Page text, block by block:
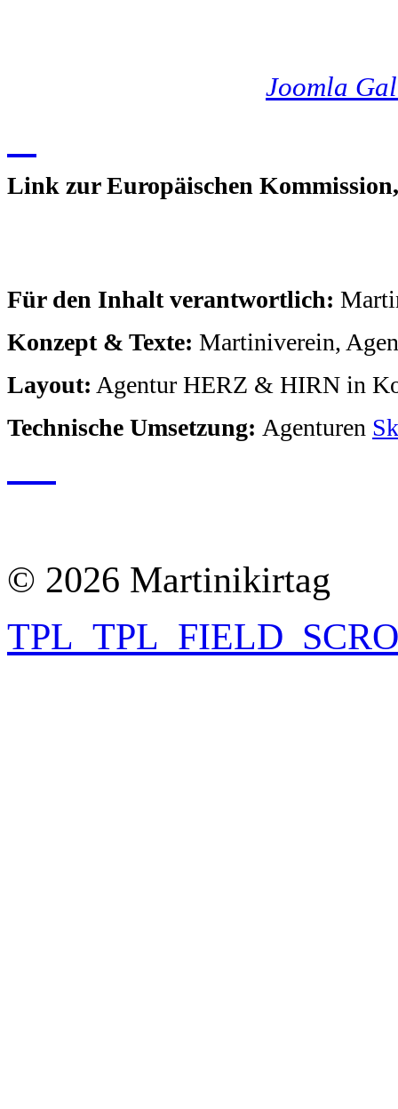
Joomla
Link zur Europäischen
Für den Inhalt verantwortlich:
Konzept & Texte: Martiniverein,
Layout: Agentur HERZ & HIRN in
Technische Umsetzung: Agenturen
© 2026 Martinikirtag